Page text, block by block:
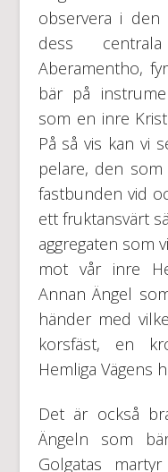
observera i
dess
Aberamentho,
bär på
som en inre
På så vis kan vi
pelare, den
fastbunden vid
ett fruktansvärt
aggregaten som
mot vår inre
Annan Ängel
händer med
korsfäst, en
Hemliga Vägens
Det är också
Ängeln som
Golgatas